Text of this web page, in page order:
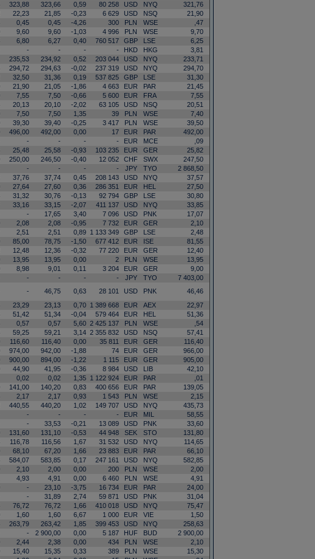
323,88 323,66 0,59 80 258 USD NYQ
321,76
22,23 21,85 -0,23 6 629 USD NSQ
21,90
0,45 0,45 -4,26 300 PLN WSE
,47
9,60 9,60 -1,03 4 996 PLN WSE
9,70
6,80 6,27 0,40 760 517 GBP LSE
6,25
- - - - HKD HKG
3,81
235,53 234,92 0,52 203 044 USD NYQ
233,71
294,72 294,63 -0,02 237 319 USD NYQ
294,70
32,50 31,36 0,19 537 825 GBP LSE
31,30
21,90 21,05 -1,86 4 663 EUR PAR
21,45
7,55 7,50 -0,66 5 600 EUR FRA
7,55
20,13 20,10 -2,02 63 105 USD NSQ
20,51
7,50 7,50 1,35 39 PLN WSE
7,40
39,30 39,40 -0,25 3 417 PLN WSE
39,50
496,00 492,00 0,00 17 EUR PAR
492,00
- - - - EUR MCE
,09
25,48 25,58 -0,93 103 235 EUR GER
25,82
250,00 246,50 -0,40 12 052 CHF SWX
247,50
- - - - JPY TYO
2 868,50
37,76 37,74 0,45 208 143 USD NYQ
37,57
27,64 27,60 0,36 286 351 EUR HEL
27,50
31,32 30,76 -0,13 92 794 GBP LSE
30,80
33,16 33,15 -2,07 411 137 USD NYQ
33,85
- 17,65 3,40 7 096 USD PNK
17,07
2,08 2,08 -0,95 7 732 EUR GER
2,10
2,51 2,51 0,89 1 133 349 GBP LSE
2,48
85,00 78,75 -1,50 677 412 EUR ISE
81,55
12,48 12,36 -0,32 77 220 EUR GER
12,40
13,95 13,95 0,00 2 PLN WSE
13,95
8,98 9,01 0,11 3 204 EUR GER
9,00
- - - - JPY TYO
7 403,00
- 46,75 0,63 28 101 USD PNK
46,46
23,29 23,13 0,70 1 389 668 EUR AEX
22,97
51,42 51,34 -0,04 579 464 EUR HEL
51,36
0,57 0,57 5,60 2 425 137 PLN WSE
,54
59,25 59,21 3,14 2 355 832 USD NSQ
57,41
116,60 116,40 0,00 35 811 EUR GER
116,40
974,00 942,00 -1,88 74 EUR GER
966,00
900,00 894,00 -1,22 1 115 EUR GER
905,00
44,90 41,95 -0,36 8 984 USD LIB
42,10
0,02 0,02 1,35 1 122 924 EUR PAR
,01
141,00 140,20 0,83 400 656 EUR PAR
139,05
2,17 2,17 0,93 1 543 PLN WSE
2,15
440,55 440,20 1,02 149 707 USD NYQ
435,73
- - - - EUR MIL
58,55
- 33,53 -0,21 13 089 USD PNK
33,60
131,60 131,10 -0,53 44 948 SEK STO
131,80
116,78 116,56 1,67 31 532 USD NYQ
114,65
68,10 67,20 1,66 23 883 EUR PAR
66,10
584,07 583,85 0,17 247 161 USD NYQ
582,85
2,10 2,00 0,00 200 PLN WSE
2,00
4,93 4,91 0,00 6 460 PLN WSE
4,91
- 23,10 -3,75 16 734 EUR PAR
24,00
- 31,89 2,74 59 871 USD PNK
31,04
76,72 76,72 1,66 410 018 USD NYQ
75,47
1,60 1,60 6,67 1 000 EUR VIE
1,50
263,79 263,42 1,85 399 453 USD NYQ
258,63
- 2 900,00 0,00 5 187 HUF BUD
2 900,00
2,44 2,38 0,00 434 PLN WSE
2,10
15,40 15,35 0,33 389 PLN WSE
15,30